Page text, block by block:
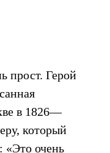
прост. Герой
в 1826—
который
«Это очень